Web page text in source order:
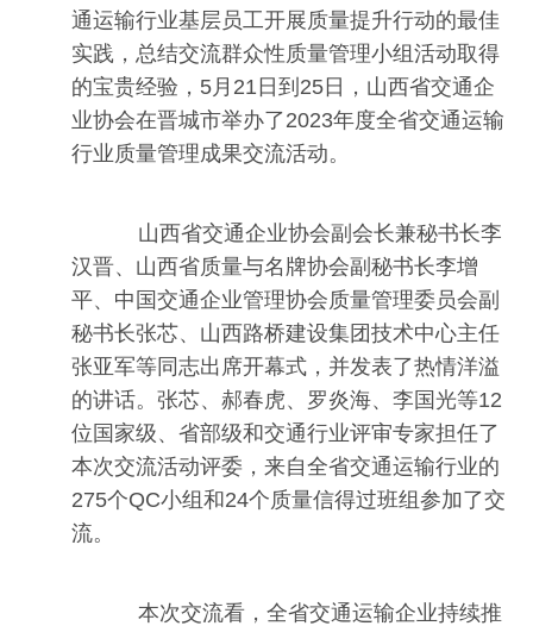
通运输行业基层员工开展质量提升行动的最佳
实践，总结交流群众性质量管理小组活动取得
的宝贵经验，5月21日到25日，山西省交通企
业协会在晋城市举办了2023年度全省交通运输
行业质量管理成果交流活动。
山西省交通企业协会副会长兼秘书长李
汉晋、山西省质量与名牌协会副秘书长李增
平、中国交通企业管理协会质量管理委员会副
秘书长张芯、山西路桥建设集团技术中心主任
张亚军等同志出席开幕式，并发表了热情洋溢
的讲话。张芯、郝春虎、罗炎海、李国光等12
位国家级、省部级和交通行业评审专家担任了
本次交流活动评委，来自全省交通运输行业的
275个QC小组和24个质量信得过班组参加了交
流。
本次交流看，全省交通运输企业持续推